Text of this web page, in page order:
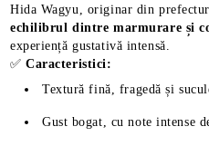
Hida Wagyu, originar din
echilibrul dintre marmurare și
experiență gustativă intensă.
✅Caracteristici:
Textură fină, fragedă și
Gust bogat, cu note intense